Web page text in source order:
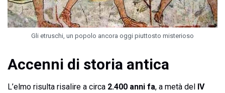
Gli etruschi, un popolo ancora oggi piuttosto misterioso
Accenni di storia antica
L’elmo risulta risalire a circa 2.400 anni fa, a metà del IV